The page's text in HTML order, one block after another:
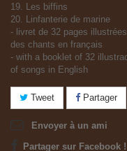
19. Les biffins
20. Linfanterie de marine
- livret de 32 pages
des chants en français
- with a booklet of 32
of songs in English
Tweet Partager
Envoyer à un ami
Partager sur Facebook !